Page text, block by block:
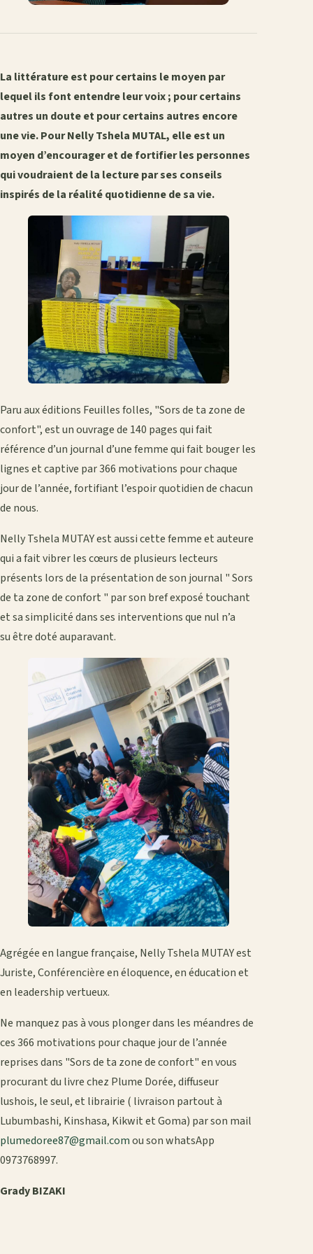
La littérature est pour certains le moyen par
lequel ils font entendre leur voix ; pour certains
autres un doute et pour certains autres encore
une vie. Pour Nelly Tshela MUTAL, elle est un
moyen d’encourager et de fortifier les personnes
qui voudraient de la lecture par ses conseils
inspirés de la réalité quotidienne de sa vie.
Paru aux éditions Feuilles folles, "Sors de ta zone de
confort", est un ouvrage de 140 pages qui fait
référence d’un journal d’une femme qui fait bouger les
lignes et captive par 366 motivations pour chaque
jour de l’année, fortifiant l’espoir quotidien de chacun
de nous.
Nelly Tshela MUTAY est aussi cette femme et auteure
qui a fait vibrer les cœurs de plusieurs lecteurs
présents lors de la présentation de son journal " Sors
de ta zone de confort " par son bref exposé touchant
et sa simplicité dans ses interventions que nul n’a
su être doté auparavant.
Agrégée en langue française, Nelly Tshela MUTAY est
Juriste, Conférencière en éloquence, en éducation et
en leadership vertueux.
Ne manquez pas à vous plonger dans les méandres de
ces 366 motivations pour chaque jour de l’année
reprises dans "Sors de ta zone de confort" en vous
procurant du livre chez Plume Dorée, diffuseur
lushois, le seul, et librairie ( livraison partout à
Lubumbashi, Kinshasa, Kikwit et Goma) par son mail
plumedoree87@gmail.comou son whatsApp
0973768997.
Grady BIZAKI